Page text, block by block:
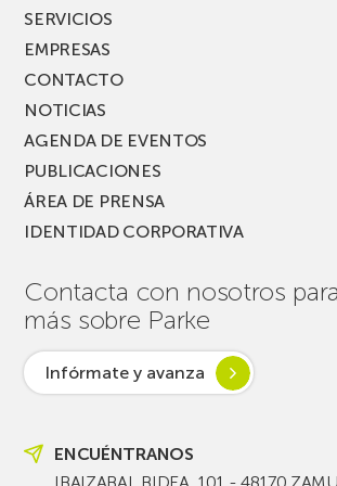
SERVICIOS
EMPRESAS
CONTACTO
NOTICIAS
AGENDA DE EVENTOS
PUBLICACIONES
ÁREA DE PRENSA
IDENTIDAD CORPORATIVA
Contacta con nosotros
más sobre Parke
Infórmate y avanza
ENCUÉNTRANOS